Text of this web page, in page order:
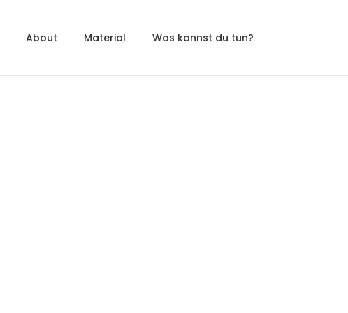
About Material Was kannst du tun?